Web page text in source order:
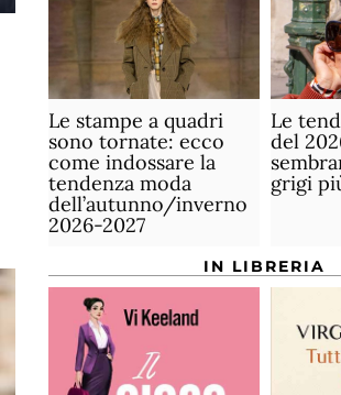
Le stampe a quadri
sono tornate: ecco
come indossare la
tendenza moda
dell’autunno/inverno
2026-2027
Le
del
grigi
IN LIBRERIA